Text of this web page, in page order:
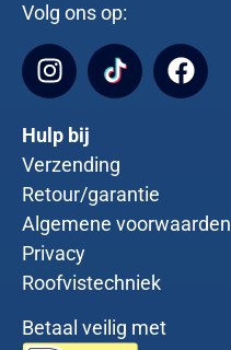
Volg ons op:
Hulp bij
Verzending
Retour/garantie
Algemene voorwaarden
Privacy
Roofvistechniek
Betaal veilig met